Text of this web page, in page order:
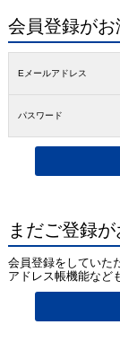
会員登録が
Eメールアドレス
パスワード
まだご登録
会員登録をしていた
アドレス帳機能など